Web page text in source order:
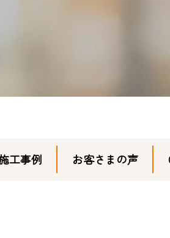
工事例 お客さまの声
411-606